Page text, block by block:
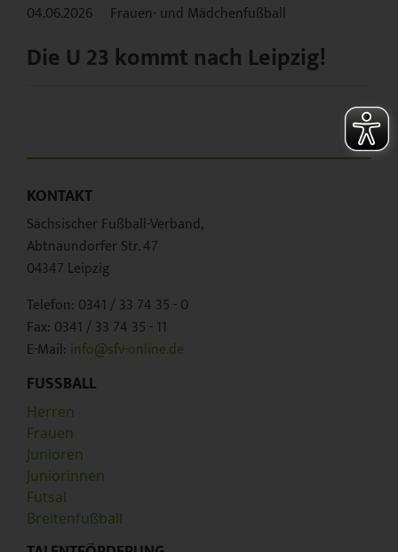
04.06.2026 Frauen- und Mädchenfußball
Die U 23 kommt nach Leipzig!
KONTAKT
Sächsischer Fußball-Verband,
Abtnaundorfer Str. 47
04347 Leipzig
Telefon: 0341 / 33 74 35 - 0
Fax: 0341 / 33 74 35 - 11
E-Mail: info@sfv-online.de
FUSSBALL
Herren
Frauen
Junioren
Juniorinnen
Futsal
Breitenfußball